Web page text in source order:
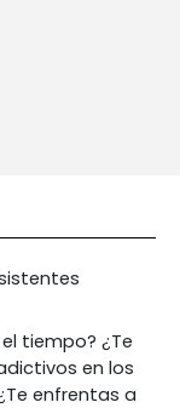
tiempo? ¿Te
en los
enfrentas a